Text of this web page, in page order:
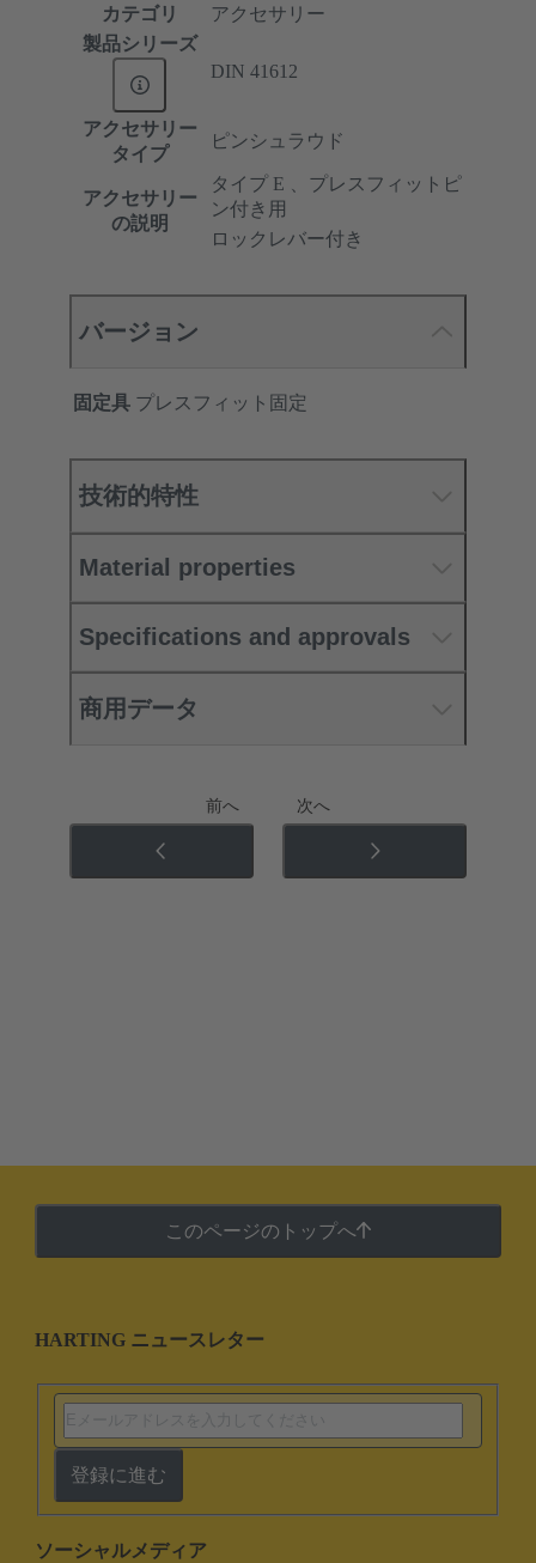
カテゴリ
アクセサリー
製品シリーズ
DIN 41612
アクセサリー
タイプ
ピンシュラウド
アクセサリー
の説明
タイプ E 、プレスフィットピ
ン付き用
ロックレバー付き
バージョン
固定具 プレスフィット固定
技術的特性
Material properties
Specifications and approvals
商用データ
前へ 次へ
このページのトップへ
HARTING ニュースレター
登録に進む
ソーシャルメディア